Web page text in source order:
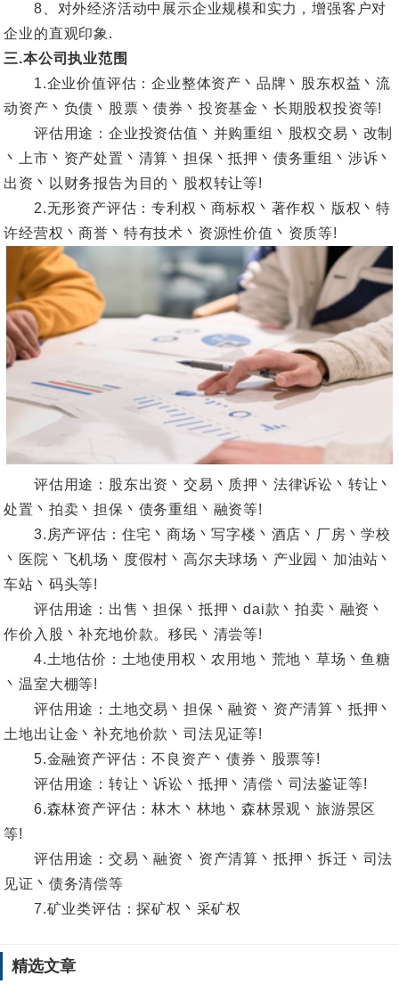
8、对外经济活动中展示企业规模和实力，增强客户对
企业的直观印象.
三.本公司执业范围
1.企业价值评估：企业整体资产丶品牌丶股东权益丶流
动资产丶负债丶股票丶债券丶投资基金丶长期股权投资等!
评估用途：企业投资估值丶并购重组丶股权交易丶改制
丶上市丶资产处置丶清算丶担保丶抵押丶债务重组丶涉诉丶
出资丶以财务报告为目的丶股权转让等!
2.无形资产评估：专利权丶商标权丶著作权丶版权丶特
许经营权丶商誉丶特有技术丶资源性价值丶资质等!
评估用途：股东出资丶交易丶质押丶法律诉讼丶转让丶
处置丶拍卖丶担保丶债务重组丶融资等!
3.房产评估：住宅丶商场丶写字楼丶酒店丶厂房丶学校
丶医院丶飞机场丶度假村丶高尔夫球场丶产业园丶加油站丶
车站丶码头等!
评估用途：出售丶担保丶抵押丶dai款丶拍卖丶融资丶
作价入股丶补充地价款。移民丶清尝等!
4.土地估价：土地使用权丶农用地丶荒地丶草场丶鱼糖
丶温室大棚等!
评估用途：土地交易丶担保丶融资丶资产清算丶抵押丶
土地出让金丶补充地价款丶司法见证等!
5.金融资产评估：不良资产丶债券丶股票等!
评估用途：转让丶诉讼丶抵押丶清偿丶司法鉴证等!
6.森林资产评估：林木丶林地丶森林景观丶旅游景区
等!
评估用途：交易丶融资丶资产清算丶抵押丶拆迁丶司法
见证丶债务清偿等
7.矿业类评估：探矿权丶采矿权
精选文章